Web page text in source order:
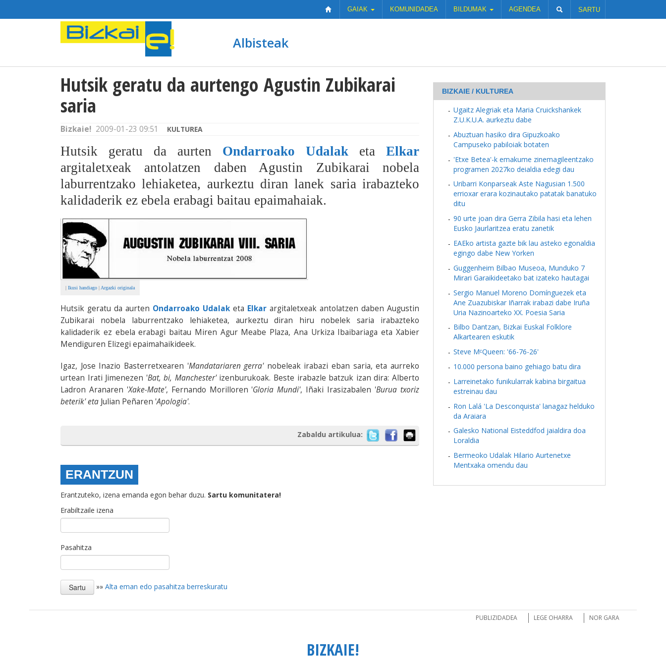
GAIAK KOMUNIDADEA BILDUMAK AGENDEA SARTU
Albisteak
Hutsik geratu da aurtengo Agustin Zubikarai
saria
Bizkaie! 2009-01-23 09:51 KULTUREA
Hutsik geratu da aurten Ondarroako Udalaketa Elkar
argitaletxeak antolatzen daben Agustin Zubikarai nobela
laburrentzako lehiaketea, aurkeztu diran lanek saria irabazteko
kalidaderik ez ebela erabagi baitau epaimahaiak.
| Ikusi handiago | Argazki originala
Hutsik geratu da aurten Ondarroako Udalaketa Elkarargitaletxeak antolatzen daben Augustin
Zubikarai nobela laburrentzako lehiaketea, aurkeztu diran hiru nobelek saria irabazteko
kalidaderik ez ebela erabagi baitau Miren Agur Meabe Plaza, Ana Urkiza Ibaibariaga eta Xabier
Mendiguren Elizegi epaimahaikideek.
Igaz, Jose Inazio Basterretxearen 'Mandatariaren gerra'nobeleak irabazi eban saria, eta aurreko
urtean Irati Jimenezen 'Bat, bi, Manchester' izenburukoak. Beste irabazle batzuk izan dira: Alberto
Ladron Aranaren 'Xake-Mate', Fernando Morilloren 'Gloria Mundi', Iñaki Irasizabalen 'Burua txoriz
beterik' eta Julian Peñaren 'Apologia'.
Zabaldu artikulua:
ERANTZUN
Erantzuteko, izena emanda egon behar duzu. Sartu komunitatera!
Erabiltzaile izena
Pasahitza
»» Alta eman edo pasahitza berreskuratu
BIZKAIE / KULTUREA
Ugaitz Alegriak eta Maria Cruickshankek
Z.U.K.U.A. aurkeztu dabe
Abuztuan hasiko dira Gipuzkoako
Campuseko pabiloiak botaten
'Etxe Betea'-k emakume zinemagileentzako
programen 2027ko deialdia edegi dau
Uribarri Konparseak Aste Nagusian 1.500
errioxar erara kozinautako patatak banatuko
ditu
90 urte joan dira Gerra Zibila hasi eta lehen
Eusko Jaurlaritzea eratu zanetik
EAEko artista gazte bik lau asteko egonaldia
egingo dabe New Yorken
Guggenheim Bilbao Museoa, Munduko 7
Mirari Garaikideetako bat izateko hautagai
Sergio Manuel Moreno Domínguezek eta
Ane Zuazubiskar Iñarrak irabazi dabe Iruña
Uria Nazinoarteko XX. Poesia Saria
Bilbo Dantzan, Bizkai Euskal Folklore
Alkartearen eskutik
Steve MᶜQueen: '66-76-26'
10.000 persona baino gehiago batu dira
Larreinetako funikularrak kabina birgaitua
estreinau dau
Ron Lalá 'La Desconquista' lanagaz helduko
da Araiara
Galesko National Eisteddfod jaialdira doa
Loraldia
Bermeoko Udalak Hilario Aurtenetxe
Mentxaka omendu dau
NOR GARA
LEGE OHARRA
PUBLIZIDADEA
BIZKAIE!